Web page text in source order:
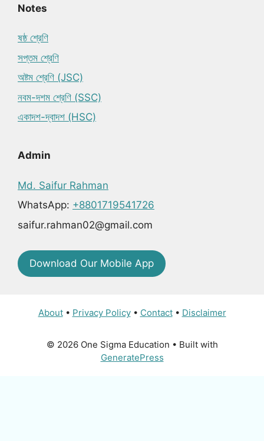
Notes
ষষ্ঠ শ্রেণি
সপ্তম শ্রেণি
অষ্টম শ্রেণি (JSC)
নবম-দশম শ্রেণি (SSC)
একাদশ-দ্বাদশ (HSC)
Admin
Md. Saifur Rahman
WhatsApp: +8801719541726
saifur.rahman02@gmail.com
Download Our Mobile App
About• Privacy Policy• Contact• Disclaimer
© 2026 One Sigma Education • Built with
GeneratePress